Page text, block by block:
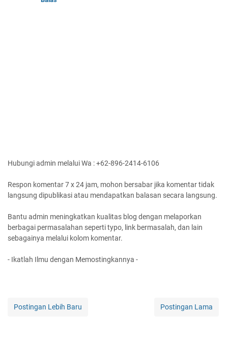
Hubungi admin melalui Wa : +62-896-2414-6106
Respon komentar 7 x 24 jam, mohon bersabar jika komentar tidak
langsung dipublikasi atau mendapatkan balasan secara langsung.
Bantu admin meningkatkan kualitas blog dengan melaporkan
berbagai permasalahan seperti typo, link bermasalah, dan lain
sebagainya melalui kolom komentar.
- Ikatlah Ilmu dengan Memostingkannya -
Postingan Lebih Baru Postingan Lama